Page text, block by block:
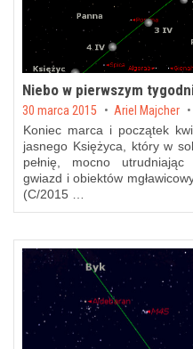
Niebo w pierwszym
Posted on
30 marca 2015 by Ariel Majcher
Koniec marca i początek
jasnego Księżyca, który w
pełnię, mocno utrudniając
gwiazd i obiektów
(C/2015 …